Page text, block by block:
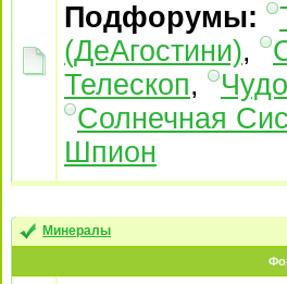
Подфорумы:
(ДеАгостини),
Телескоп,
Солнечная
Шпион
Минералы